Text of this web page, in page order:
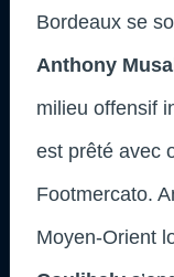
Bordeaux se
Anthony
milieu offensif
est prêté avec
Footmercato.
Moyen-Orient